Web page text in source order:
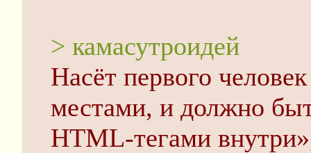
> камасутроидей
Насёт первого
местами, и должно
HTML-тегами